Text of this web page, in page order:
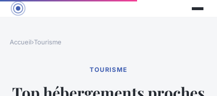
Accueil›Tourisme
TOURISME